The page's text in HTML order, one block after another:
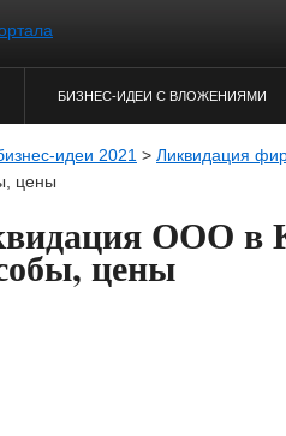
БИЗНЕС-ИДЕИ С ВЛОЖЕНИЯМИ
идеи 2021 > Ликвидация
цены
ООО в
цены